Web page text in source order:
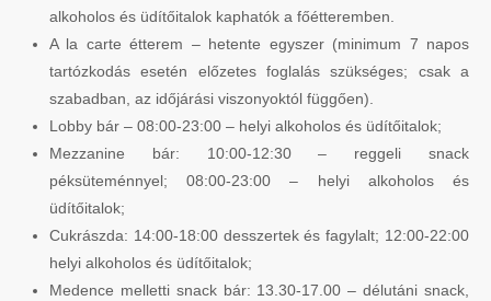
alkoholos és üdítőitalok kaphatók a főétteremben.
A la carte étterem – hetente egyszer (minimum 7 napos
tartózkodás esetén előzetes foglalás szükséges; csak a
szabadban, az időjárási viszonyoktól függően).
Lobby bár – 08:00-23:00 – helyi alkoholos és üdítőitalok;
Mezzanine bár: 10:00-12:30 – reggeli snack
péksüteménnyel; 08:00-23:00 – helyi alkoholos és
üdítőitalok;
Cukrászda: 14:00-18:00 desszertek és fagylalt; 12:00-22:00
helyi alkoholos és üdítőitalok;
Medence melletti snack bár: 13.30-17.00 – délutáni snack,